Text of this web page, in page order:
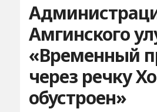
Амгинского
«Временный
через речку
обустроен»